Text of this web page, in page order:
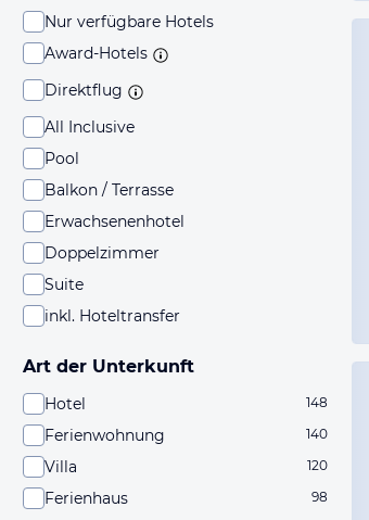
Nur verfügbare Hotels
Award-Hotels
Direktflug
All Inclusive
Pool
Balkon / Terrasse
Erwachsenenhotel
Doppelzimmer
Suite
inkl. Hoteltransfer
Art der Unterkunft
Hotel 148
Ferienwohnung 140
Villa 120
Ferienhaus 98